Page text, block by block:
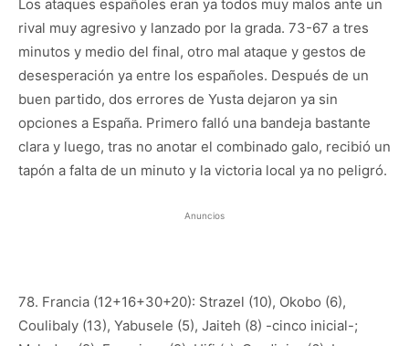
Los ataques españoles eran ya todos muy malos ante un
rival muy agresivo y lanzado por la grada. 73-67 a tres
minutos y medio del final, otro mal ataque y gestos de
desesperación ya entre los españoles. Después de un
buen partido, dos errores de Yusta dejaron ya sin
opciones a España. Primero falló una bandeja bastante
clara y luego, tras no anotar el combinado galo, recibió un
tapón a falta de un minuto y la victoria local ya no peligró.
Anuncios
78. Francia (12+16+30+20): Strazel (10), Okobo (6),
Coulibaly (13), Yabusele (5), Jaiteh (8) -cinco inicial-;